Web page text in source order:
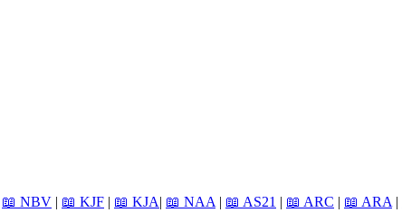
📖 NBV | 📖 KJF | 📖 KJA| 📖 NAA| 📖 AS21 | 📖 ARC | 📖 ARA|